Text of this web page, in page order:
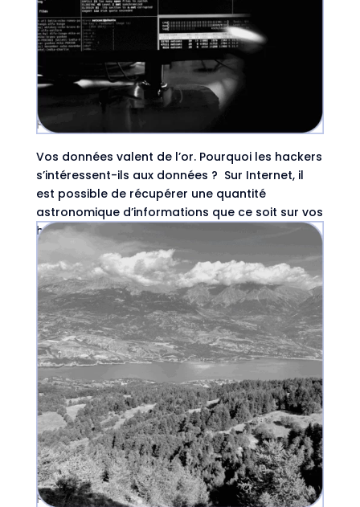
Cybersécurité, hacking : il est temps de
protéger vos données !
par Cybersécurité
Vos données valent de l’or. Pourquoi les hackers
s’intéressent-ils aux données ? Sur Internet, il
est possible de récupérer une quantité
astronomique d’informations que ce soit sur vos
habitudes d’achats, votre historique de
navigation, vos coordonnées bancaires...
Le Green-Coding ou l’art de préserver
l’environnement sur Internet.
parAstrid Van Hal|Oct 14, 2025 Ecologie,IRL